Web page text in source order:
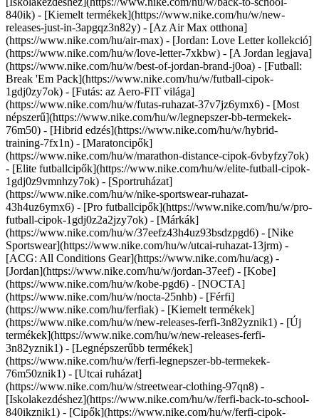
840ik) - [Kiemelt termékek](https://www.nike.com/hu/w/new-
releases-just-in-3apgqz3n82y) - [Az Air Max otthona]
(https://www.nike.com/hu/air-max) - [Jordan: Love Letter kollekció]
(https://www.nike.com/hu/w/love-letter-7xkbw) - [A Jordan legjava]
(https://www.nike.com/hu/w/best-of-jordan-brand-j0oa) - [Futball:
Break 'Em Pack](https://www.nike.com/hu/w/futball-cipok-
1gdj0zy7ok) - [Futás: az Aero-FIT világa]
(https://www.nike.com/hu/w/futas-ruhazat-37v7jz6ymx6) - [Most
népszerű](https://www.nike.com/hu/w/legnepszer-bb-termekek-
76m50) - [Hibrid edzés](https://www.nike.com/hu/w/hybrid-
training-7fx1n) - [Maratoncipők]
(https://www.nike.com/hu/w/marathon-distance-cipok-6vbyfzy7ok)
- [Elite futballcipők](https://www.nike.com/hu/w/elite-futball-cipok-
1gdj0z9vmnhzy7ok) - [Sportruházat]
(https://www.nike.com/hu/w/nike-sportswear-ruhazat-
43h4uz6ymx6) - [Pro futballcipők](https://www.nike.com/hu/w/pro-
futball-cipok-1gdj0z2a2jzy7ok) - [Márkák]
(https://www.nike.com/hu/w/37eefz43h4uz93bsdzpgd6) - [Nike
Sportswear](https://www.nike.com/hu/w/utcai-ruhazat-13jrm) -
[ACG: All Conditions Gear](https://www.nike.com/hu/acg) -
[Jordan](https://www.nike.com/hu/w/jordan-37eef) - [Kobe]
(https://www.nike.com/hu/w/kobe-pgd6) - [NOCTA]
(https://www.nike.com/hu/w/nocta-25nhb) - [Férfi]
(https://www.nike.com/hu/ferfiak) - [Kiemelt termékek]
(https://www.nike.com/hu/w/new-releases-ferfi-3n82yznik1) - [Új
termékek](https://www.nike.com/hu/w/new-releases-ferfi-
3n82yznik1) - [Legnépszerűbb termékek]
(https://www.nike.com/hu/w/ferfi-legnepszer-bb-termekek-
76m50znik1) - [Utcai ruházat]
(https://www.nike.com/hu/w/streetwear-clothing-97qn8) -
[Iskolakezdéshez](https://www.nike.com/hu/w/ferfi-back-to-school-
840ikznik1) - [Cipők](https://www.nike.com/hu/w/ferfi-cipok-